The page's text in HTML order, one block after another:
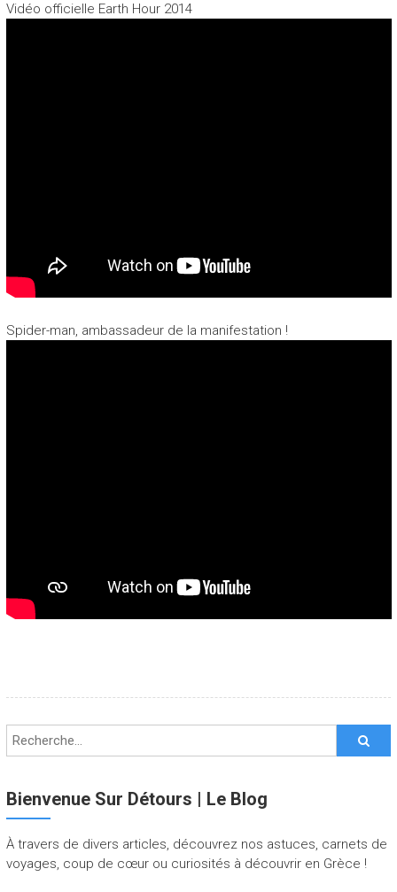
Vidéo officielle Earth Hour 2014
Spider-man, ambassadeur de la manifestation !
Bienvenue Sur Détours | Le Blog
À travers de divers articles, découvrez nos astuces, carnets de
voyages, coup de cœur ou curiosités à découvrir en Grèce !